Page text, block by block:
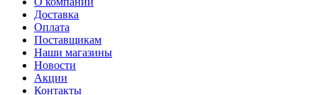
Доставка
Оплата
Поставщикам
Наши магазины
Новости
Акции
Контакты